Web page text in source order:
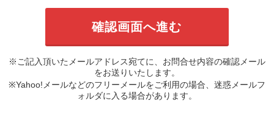
※ご記入頂いたメールアドレス宛てに、お問合せ内容の確認メール
をお送りいたします。
※Yahoo!メールなどのフリーメールをご利用の場合、迷惑メールフ
ォルダに入る場合があります。